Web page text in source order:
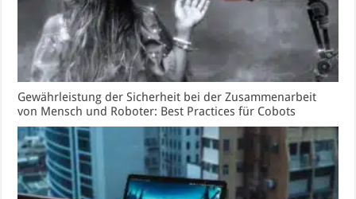
Gewährleistung der Sicherheit bei der Zusammenarbeit
von Mensch und Roboter: Best Practices für Cobots